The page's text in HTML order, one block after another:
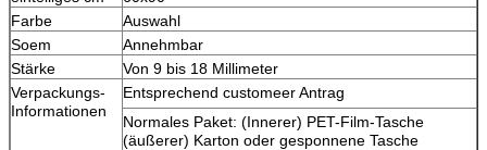
Farbe
Auswahl
Soem
Annehmbar
Stärke
Von 9 bis 18 Millimeter
Verpackungs-
Informationen
Entsprechend customeer Antrag
Normales Paket: (Innerer) PET-Film-Tasche
(äußerer) Karton oder gesponnene Tasche